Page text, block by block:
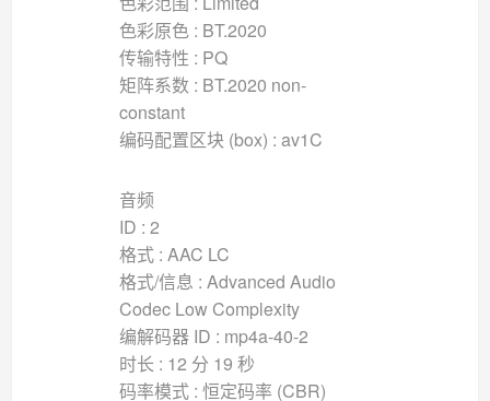
色彩原色 : BT.2020
传输特性 : PQ
矩阵系数 : BT.2020 non-
constant
编码配置区块 (box) : av1C
音频
ID : 2
格式 : AAC LC
格式/信息 : Advanced Audio
Codec Low Complexity
编解码器 ID : mp4a-40-2
时长 : 12 分 19 秒
码率模式 : 恒定码率 (CBR)